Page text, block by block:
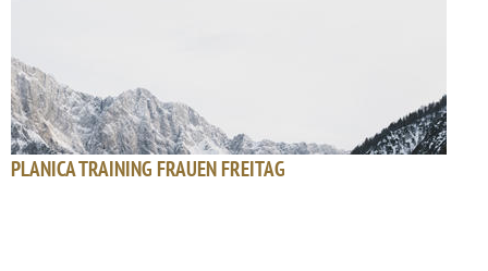
PLANICA TRAINING FRAUEN FREITAG